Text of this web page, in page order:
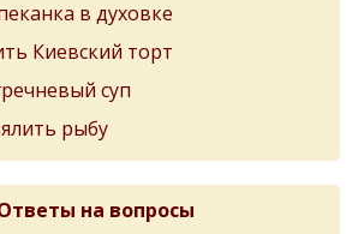
в духовке
Киевский торт
суп
рыбу
на вопросы